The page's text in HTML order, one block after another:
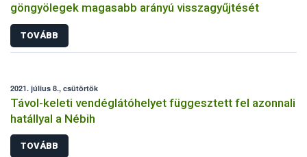
göngyölegek magasabb arányú visszagyűjtését
TOVÁBB
2021. július 8., csütörtök
Távol-keleti vendéglátóhelyet függesztett fel azonnali
hatállyal a Nébih
TOVÁBB